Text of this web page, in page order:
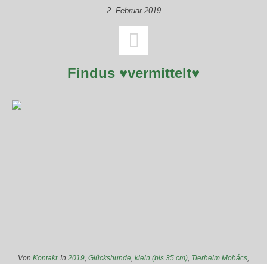
2. Februar 2019
Findus ♥vermittelt♥
Von Kontakt In 2019, Glückshunde, klein (bis 35 cm), Tierheim Mohács,